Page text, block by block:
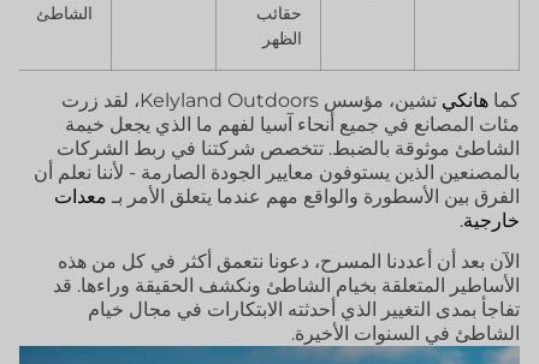
حقائب
الظهر
الشاطئ
كما هانكي
تشين، مؤسس Kelyland Outdoors، لقد زرت
مئات المصانع في جميع أنحاء آسيا لفهم ما الذي يجعل خيمة
الشاطئ موثوقة بالضبط. تتخصص شركتنا في ربط الشركات
بالمصنعين الذين يستوفون معايير الجودة الصارمة - لأننا نعلم أن
الفرق بين الأسطورة والواقع مهم عندما يتعلق الأمر بـ معدات
خارجية.
الآن بعد أن أعددنا المسرح، دعونا نتعمق أكثر في كل من هذه
الأساطير المتعلقة بخيام الشاطئ ونكشف الحقيقة وراءها. قد
تفاجأ بمدى التغيير الذي أحدثته الابتكارات في مجال خيام
الشاطئ في السنوات الأخيرة.